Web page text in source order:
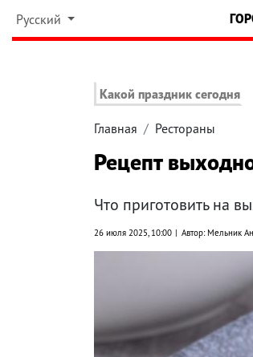
Русский
Какой праздник сегодня
Главная Рестораны
Рецепт
Что приготовить на
26 июля 2025, 10:00 Автор: Мельник